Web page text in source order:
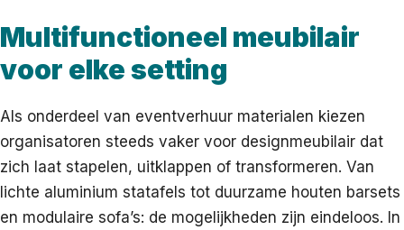
Multifunctioneel meubilair
voor elke setting
Als onderdeel van eventverhuur materialen kiezen
organisatoren steeds vaker voor designmeubilair dat
zich laat stapelen, uitklappen of transformeren. Van
lichte aluminium statafels tot duurzame houten barsets
en modulaire sofa’s: de mogelijkheden zijn eindeloos. In